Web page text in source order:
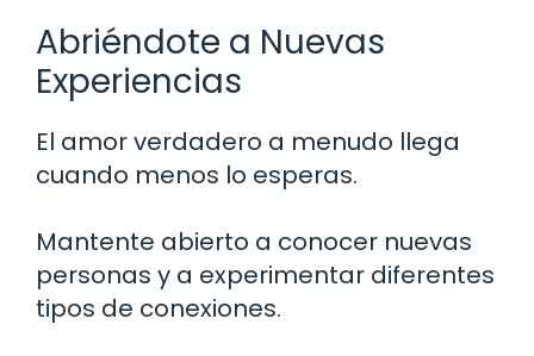
Abriéndote a Nuevas
Experiencias
El amor verdadero a menudo llega
cuando menos lo esperas.
Mantente abierto a conocer nuevas
personas y a experimentar diferentes
tipos de conexiones.